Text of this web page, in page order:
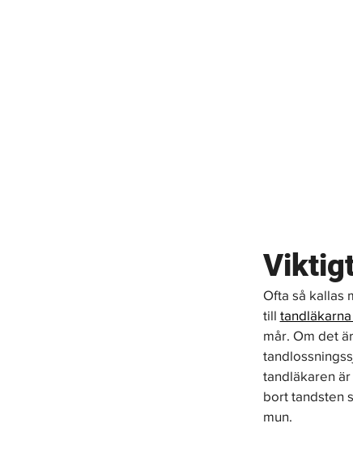
Ofta så kallas
till
mår. Om det
tandläkaren
bort tandsten
mun.